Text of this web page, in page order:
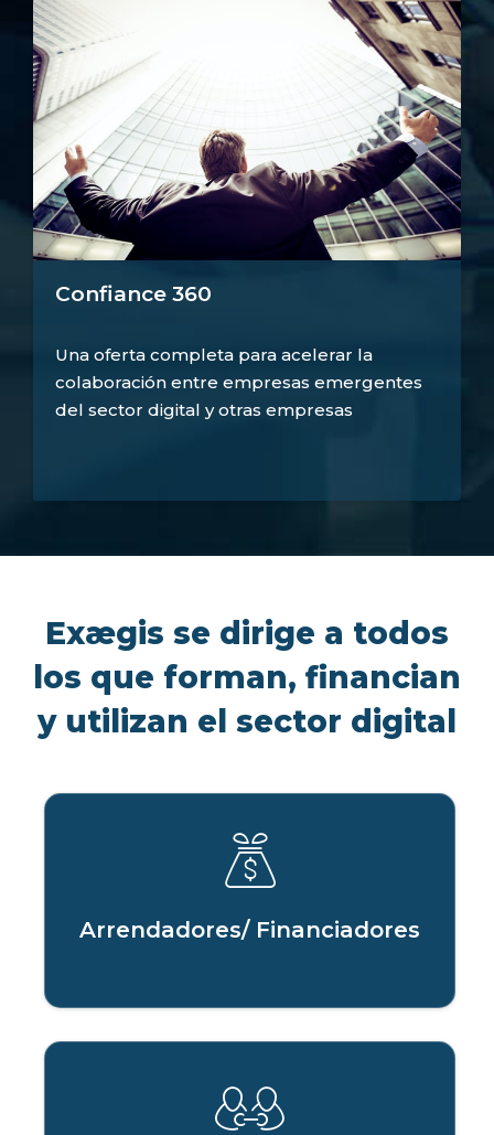
Confiance 360
Una oferta completa para acelerar la
colaboración entre empresas emergentes
del sector digital y otras empresas
Exægis se dirige a todos
los que forman, financian
y utilizan el sector digital
Arrendadores/ Financiadores